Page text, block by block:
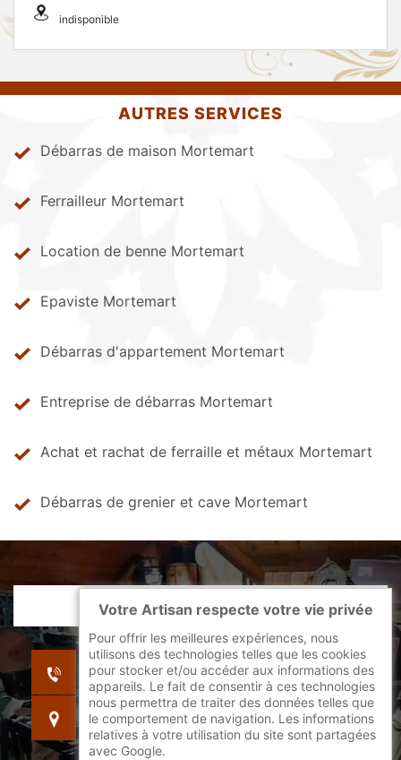
indisponible
AUTRES SERVICES
Débarras de maison Mortemart
Ferrailleur Mortemart
Location de benne Mortemart
Epaviste Mortemart
Débarras d'appartement Mortemart
Entreprise de débarras Mortemart
Achat et rachat de ferraille et métaux Mortemart
Débarras de grenier et cave Mortemart
indisponible
indisponible
indisponible
Votre Artisan respecte votre vie privée
Pour offrir les meilleures expériences, nous
utilisons des technologies telles que les cookies
pour stocker et/ou accéder aux informations des
appareils. Le fait de consentir à ces technologies
nous permettra de traiter des données telles que
le comportement de navigation. Les informations
relatives à votre utilisation du site sont partagées
avec Google.